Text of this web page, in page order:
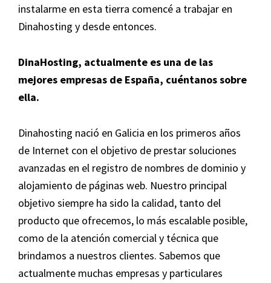
instalarme en esta tierra comencé a trabajar en
Dinahosting y desde entonces.
DinaHosting, actualmente es una de las
mejores empresas de España, cuéntanos sobre
ella.
Dinahosting nació en Galicia en los primeros años
de Internet con el objetivo de prestar soluciones
avanzadas en el registro de nombres de dominio y
alojamiento de páginas web. Nuestro principal
objetivo siempre ha sido la calidad, tanto del
producto que ofrecemos, lo más escalable posible,
como de la atención comercial y técnica que
brindamos a nuestros clientes. Sabemos que
actualmente muchas empresas y particulares